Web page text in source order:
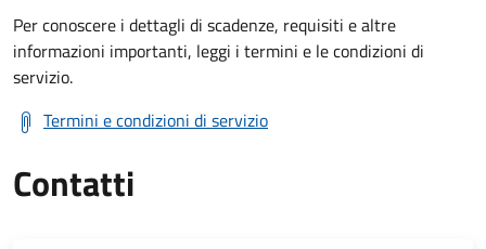
Per conoscere i dettagli di scadenze, requisiti e altre
informazioni importanti, leggi i termini e le condizioni di
servizio.
Termini e condizioni di servizio
Contatti